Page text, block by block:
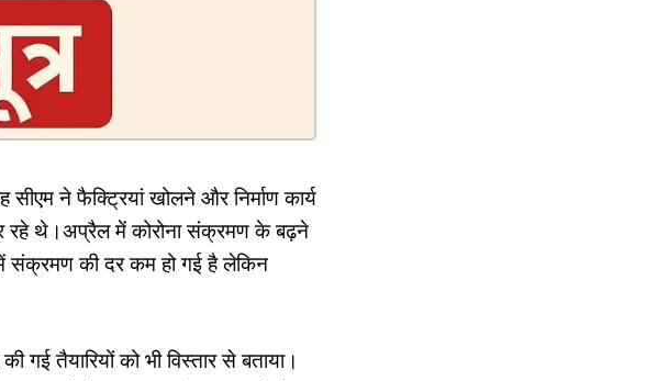
ने फैक्ट्रियां खोलने और निर्माण कार्य
रहे थे।अप्रैल में कोरोना संक्रमण के बढ़ने
में संक्रमण की दर कम हो गई है लेकिन
गई तैयारियों को भी विस्तार से बताया।